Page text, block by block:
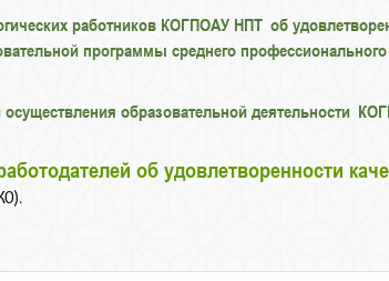
работников КОГПОАУ НПТ об
программы среднего
образовательной деятельности
об удовлетворенности